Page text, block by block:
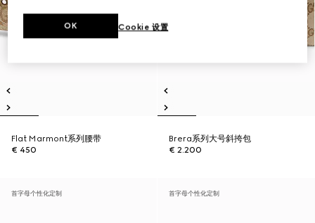
Flat Marmont系列腰带
€ 450
Brera系列大号斜挎包
€ 2.200
首字母个性化定制 首字母个性化定制
Cookie 设置
OK